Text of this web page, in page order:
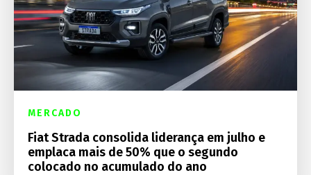
MERCADO
Fiat Strada consolida liderança em julho e
emplaca mais de 50% que o segundo
colocado no acumulado do ano